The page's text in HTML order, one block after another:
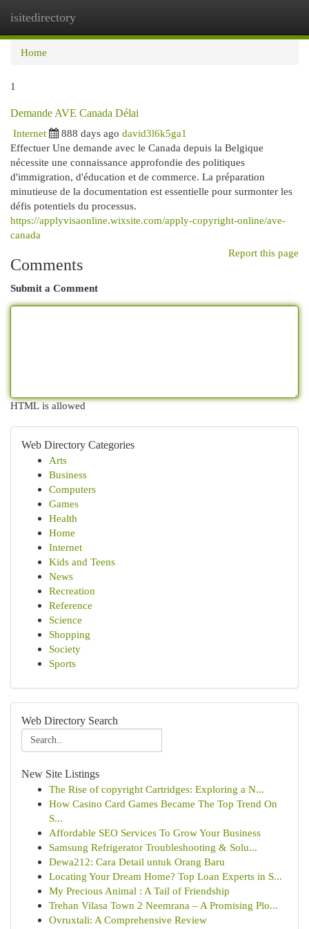
isitedirectory
Home
1
Demande AVE Canada Délai
Internet
888 days ago david3l6k5ga1
Effectuer Une demande avec le Canada depuis la Belgique
nécessite une connaissance approfondie des politiques
d'immigration, d'éducation et de commerce. La préparation
minutieuse de la documentation est essentielle pour surmonter les
défis potentiels du processus.
https://applyvisaonline.wixsite.com/apply-copyright-online/ave-
canada
Report this page
Comments
Submit a Comment
HTML is allowed
Web Directory Categories
Arts
Business
Computers
Games
Health
Home
Internet
Kids and Teens
News
Recreation
Reference
Science
Shopping
Society
Sports
Web Directory Search
New Site Listings
The Rise of copyright Cartridges: Exploring a N...
How Casino Card Games Became The Top Trend On
S...
Affordable SEO Services To Grow Your Business
Samsung Refrigerator Troubleshooting & Solu...
Dewa212: Cara Detail untuk Orang Baru
Locating Your Dream Home? Top Loan Experts in S...
My Precious Animal : A Tail of Friendship
Trehan Vilasa Town 2 Neemrana – A Promising Plo...
Ovruxtali: A Comprehensive Review